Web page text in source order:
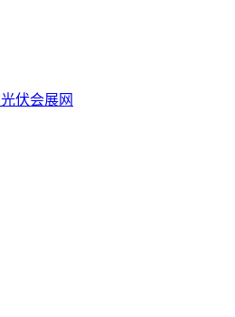
光伏会展网